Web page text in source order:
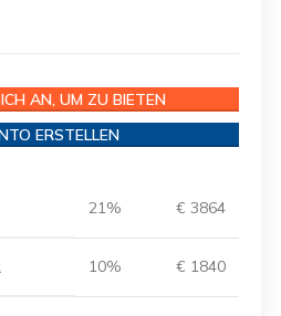
AN, UM ZU BIETEN
ERSTELLEN
21% € 3864
10% € 1840